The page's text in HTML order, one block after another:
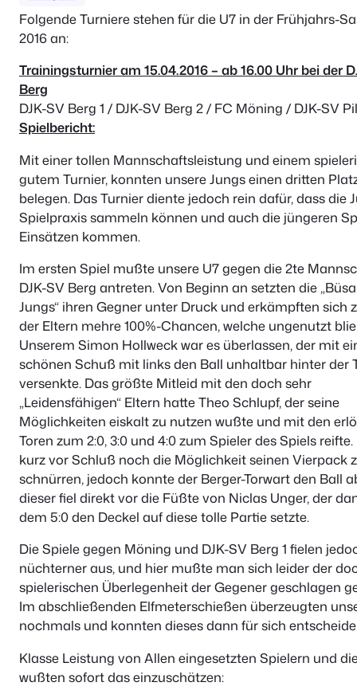
Folgende Turniere stehen für die U7 in der Frühjahrs-
2016 an:
Trainingsturnier am 15.04.2016 – ab 16.00 Uhr bei der
Berg
DJK-SV Berg 1 / DJK-SV Berg 2 / FC Möning / DJK-SV
Spielbericht:
Mit einer tollen Mannschaftsleistung und einem
gutem Turnier, konnten unsere Jungs einen dritten
belegen. Das Turnier diente jedoch rein dafür, dass die
Spielpraxis sammeln können und auch die jüngeren
Einsätzen kommen.
Im ersten Spiel mußte unsere U7 gegen die 2te
DJK-SV Berg antreten. Von Beginn an setzten die
Jungs“ ihren Gegner unter Druck und erkämpften sich
der Eltern mehre 100%-Chancen, welche ungenutzt
Unserem Simon Hollweck war es überlassen, der mit
schönen Schuß mit links den Ball unhaltbar hinter der
versenkte. Das größte Mitleid mit den doch sehr
„Leidensfähigen“ Eltern hatte Theo Schlupf, der seine
Möglichkeiten eiskalt zu nutzen wußte und mit den
Toren zum 2:0, 3:0 und 4:0 zum Spieler des Spiels
kurz vor Schluß noch die Möglichkeit seinen Vierpack
schnürren, jedoch konnte der Berger-Torwart den Ball
dieser fiel direkt vor die Füßte von Niclas Unger, der
dem 5:0 den Deckel auf diese tolle Partie setzte.
Die Spiele gegen Möning und DJK-SV Berg 1 fielen
nüchterner aus, und hier mußte man sich leider der
spielerischen Überlegenheit der Gegener geschlagen
Im abschließenden Elfmeterschießen überzeugten
nochmals und konnten dieses dann für sich
Klasse Leistung von Allen eingesetzten Spielern und
wußten sofort das einzuschätzen: